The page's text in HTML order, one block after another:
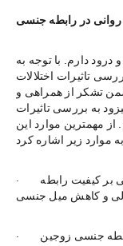
روانی در رابطه جنسی
دارم. با توجه به
تاثیرات اختلالات
تشکر از همراهی و
به بررسی تاثیرات
مهمترین موارد این
·        بررسی شیوه ظهور اثرات مشکلات روانی بر کیفیت رابطه
و کاهش میل جنسی
رابطه جنسی زوجین